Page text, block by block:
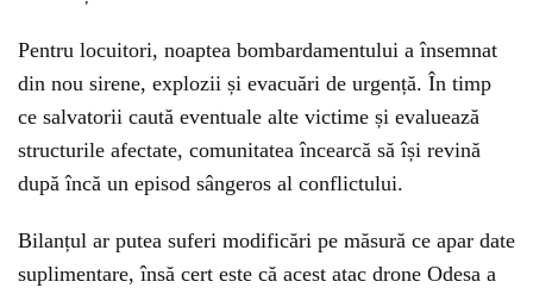
Pentru locuitori, noaptea bombardamentului a însemnat
din nou sirene, explozii și evacuări de urgență. În timp
ce salvatorii caută eventuale alte victime și evaluează
structurile afectate, comunitatea încearcă să își revină
după încă un episod sângeros al conflictului.
Bilanțul ar putea suferi modificări pe măsură ce apar date
suplimentare, însă cert este că acest atac drone Odesa a